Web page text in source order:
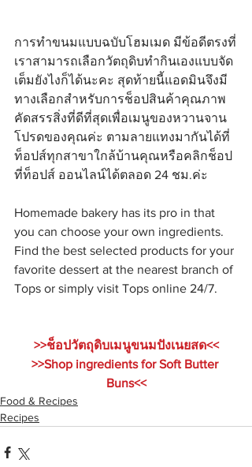
การทำขนมแบบฉบับโฮมเมด มีข้อดีตรงที่
เราสามารถเลือกวัตถุดิบทำกินเองแบบจัด
เต็มยังไงก็ได้นะคะ สุดท้ายนี้แอดมินจึงมี
ทางเลือกสำหรับการช็อปสินค้าคุณภาพ
คัดสรรสิ่งที่ดีที่สุดเพื่อเมนูของหวานจาน
โปรดของคุณค่ะ ตามลายแทงมากันได้ที่
ท็อปส์ทุกสาขาใกล้บ้านคุณหรือคลิกช็อป
ที่ท็อปส์ ออนไลน์ได้ตลอด 24 ชม.ค่ะ
Homemade bakery has its pro in that
you can choose your own ingredients.
Find the best selected products for your
favorite dessert at the nearest branch of
Tops or simply visit Tops online 24/7.
>>ช็อปวัตถุดิบเมนูขนมปังเนยสด<<
>>Shop ingredients for Soft Butter
Buns<<
Food & Recipes
Recipes